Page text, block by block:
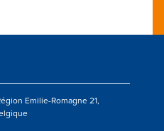
Emilie-Romagne 21,